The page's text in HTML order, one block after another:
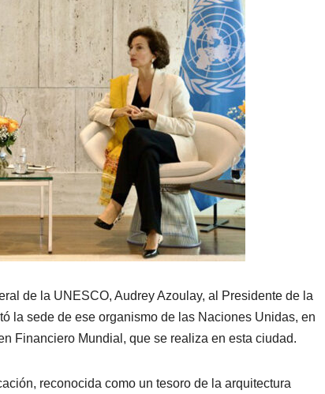
de la UNESCO, Audrey Azoulay, al Presidente de la
la sede de ese organismo de las Naciones Unidas, en
Financiero Mundial, que se realiza en esta ciudad.
reconocida como un tesoro de la arquitectura